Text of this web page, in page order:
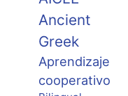
Ancient
Greek
Aprendizaje
cooperativo